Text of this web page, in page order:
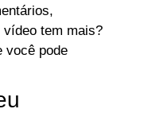
tem mais?
você pode